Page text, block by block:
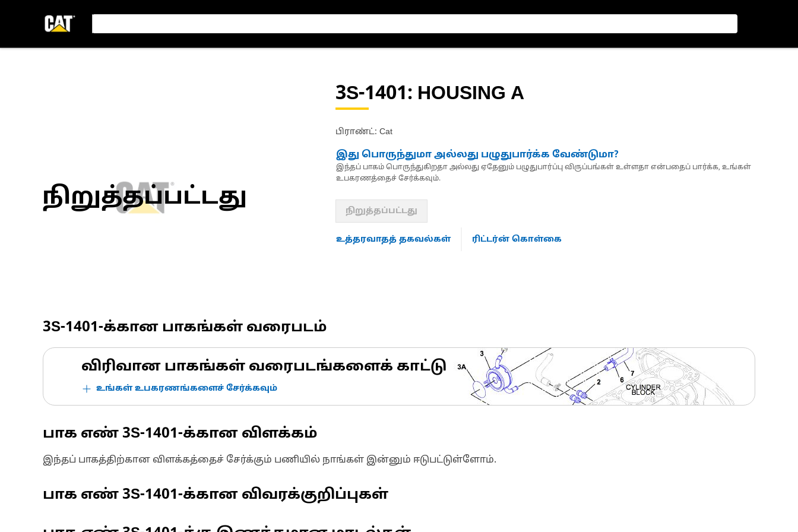
நிறுத்தப்பட்டது
3S-1401: HOUSING A
பிராண்ட்: Cat
இது பொருந்துமா அல்லது பழுதுபார்க்க வேண்டுமா?
இந்தப் பாகம் பொருந்துகிறதா அல்லது ஏதேனும் பழுதுபார்ப்பு விருப்பங்கள் உள்ளதா என்பதைப் பார்க்க, உங்கள்
உபகரணத்தைச் சேர்க்கவும்.
நிறுத்தப்பட்டது
உத்தரவாதத் தகவல்கள் ரிட்டர்ன் கொள்கை
3S-1401-க்கான பாகங்கள் வரைபடம்
விரிவான பாகங்கள் வரைபடங்களைக் காட்டு
உங்கள் உபகரணங்களைச் சேர்க்கவும்
பாக எண் 3S-1401-க்கான விளக்கம்
இந்தப் பாகத்திற்கான விளக்கத்தைச் சேர்க்கும் பணியில் நாங்கள் இன்னும் ஈடுபட்டுள்ளோம்.
பாக எண் 3S-1401-க்கான விவரக்குறிப்புகள்